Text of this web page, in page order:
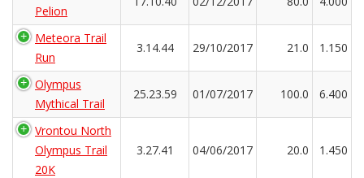
Pelion
Meteora Trail
Run
3.14.44 29/10/2017 21.0 1.150
Olympus
Mythical Trail
25.23.59 01/07/2017 100.0 6.400
Vrontou North
Olympus Trail
20K
3.27.41 04/06/2017 20.0 1.450